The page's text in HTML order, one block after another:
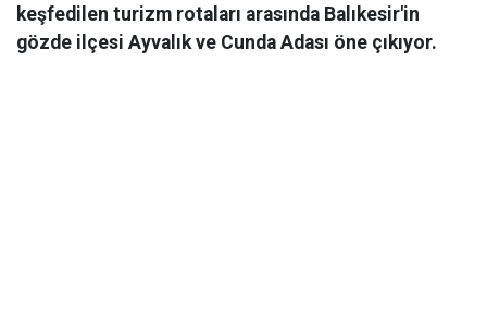
keşfedilen turizm rotaları arasında Balıkesir'in
gözde ilçesi Ayvalık ve Cunda Adası öne çıkıyor.